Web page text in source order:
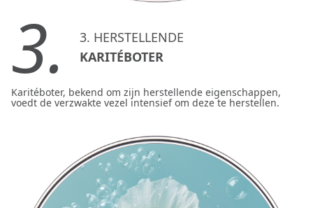
3.
3. HERSTELLENDE
KARITÉBOTER
Karitéboter, bekend om zijn herstellende eigenschappen,
voedt de verzwakte vezel intensief om deze te herstellen.